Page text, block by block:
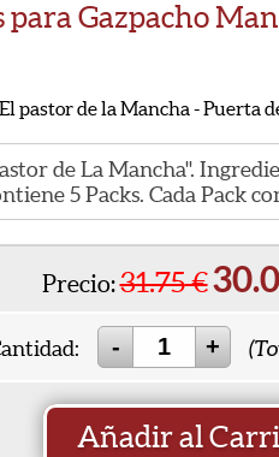
para Gazpacho
pastor de la Mancha - Puerta
de La Mancha".
5 Packs. Cada Pack
Precio:31.75€
Añadir al